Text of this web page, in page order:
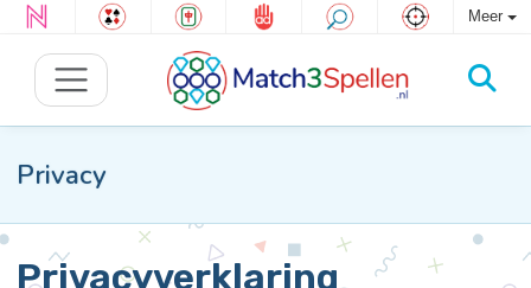
Meer
Privacy
Privacyverklaring